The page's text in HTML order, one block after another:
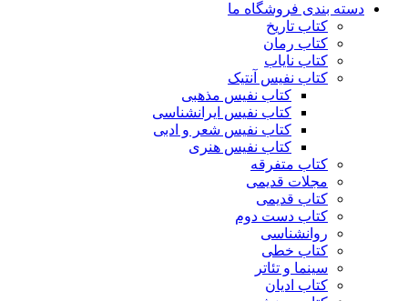
دسته بندی فروشگاه ما
کتاب تاریخ
کتاب رمان
کتاب نایاب
کتاب نفیس آنتیک
کتاب نفیس مذهبی
کتاب نفیس ایرانشناسی
کتاب نفیس شعر و ادبی
کتاب نفیس هنری
کتاب متفرقه
مجلات قدیمی
کتاب قدیمی
کتاب دست دوم
روانشناسی
کتاب خطی
سینما و تئاتر
کتاب ادیان